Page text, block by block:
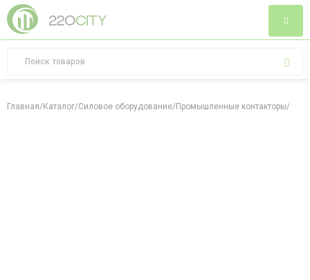
Главная/Каталог/Силовое оборудование/Промышленные контакторы/